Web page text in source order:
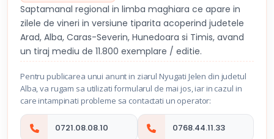
Saptamanal regional in limba maghiara ce apare in
zilele de vineri in versiune tiparita acoperind judetele
Arad, Alba, Caras-Severin, Hunedoara si Timis, avand
un tiraj mediu de 11.800 exemplare / editie.
Pentru publicarea unui anunt in ziarul Nyugati Jelen din judetul
Alba, va rugam sa utilizati formularul de mai jos, iar in cazul in
care intampinati probleme sa contactati un operator:
0721.08.08.10 0768.44.11.33